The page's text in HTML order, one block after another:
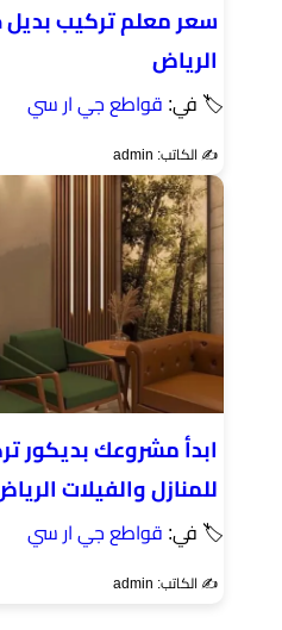
سعر معلم تركيب
الرياض
🏷 في: قواطع جي ار سي
✍️ الكاتب: admin
ابدأ مشروعك بديكور
للمنازل والفيلات
🏷 في: قواطع جي ار سي
✍️ الكاتب: admin